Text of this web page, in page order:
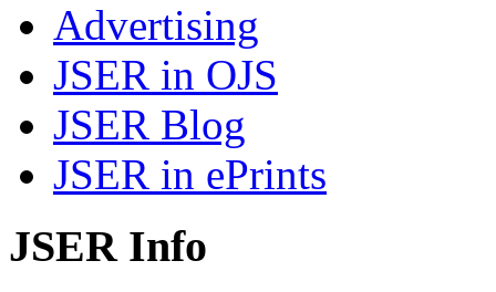
Advertising
JSER in OJS
JSER Blog
JSER in ePrints
JSER Info